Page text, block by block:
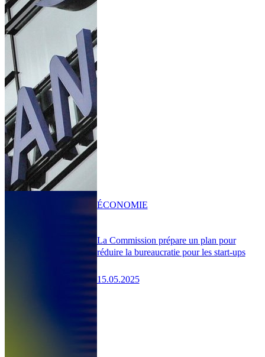
La Commission prépare un plan pour
réduire la bureaucratie pour les start-ups
15.05.2025
ÉCONOMIE